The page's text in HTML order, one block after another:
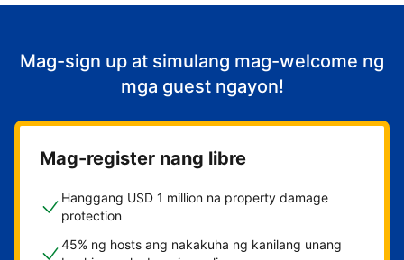
Mag-sign up at simulang mag-welcome ng
mga guest ngayon!
Mag-register nang libre
Hanggang USD 1 million na property damage
protection
45% ng hosts ang nakakuha ng kanilang unang